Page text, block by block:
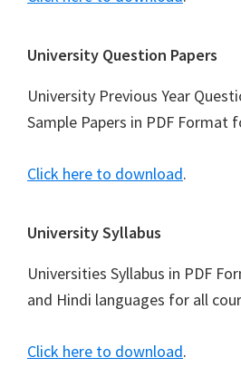
University Question Papers
University Previous Year
Sample Papers in PDF Format
Click here to download.
University Syllabus
Universities Syllabus in PDF
and Hindi languages for all
Click here to download.